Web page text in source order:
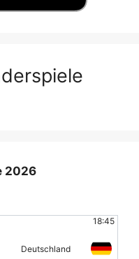
2026
18:45
Deutschland